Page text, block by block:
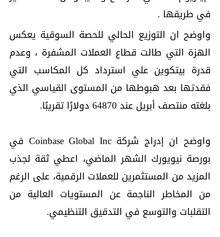
في طريقها .
واوضح ان التوزيع الحالي للحصة السوقية يعكس
الهزة التي طالت قطاع العملات المشفرة ، وعدم
قدرة بيتكوين علي استرداد كل المكاسب التي
فقدتها بعد هبوطها من المستوى القياسي الذي
بلغته منتصف أبريل عند 64870 دولارًا تقريبًا.
واوضح ان إدراج شركة Coinbase Global Inc في
بورصة نيويورك الشهر الماضي، اعطي ثقة لجذب
المزيد من المستثمرين للعملات الرقمية، على الرغم
من المخاطر الناجمة عن المستويات العالية من
التقلبات والتوسع في التدقيق التنظيمي.